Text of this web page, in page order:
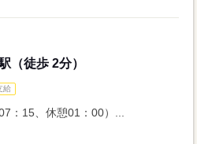
（徒歩 2分）
給
：15、休憩01：00）...